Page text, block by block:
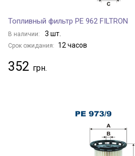
Топливный фильтр PE 962 FILTRON
В наличии: 3 шт.
Срок ожидания: 12 часов
352